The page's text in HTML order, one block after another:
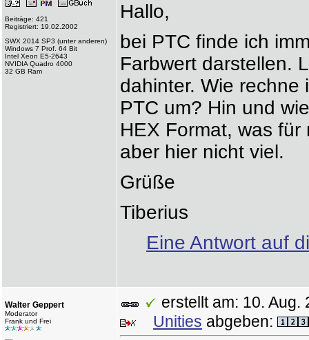
Beiträge: 421
Registriert: 19.02.2002
SWX 2014 SP3 (unter anderen)
Windows 7 Prof. 64 Bit
Intel Xeon E5-2643
NVIDIA Quadro 4000
32 GB Ram
Hallo,
bei PTC finde ich
Farbwert darstellen.
dahinter. Wie rechne
PTC um? Hin und
HEX Format, was
aber hier nicht viel.
Grüße
Tiberius
Eine Antwort auf
Walter Geppert
Moderator
Frank und Frei
erstellt am: 10.
Unities abgeben: